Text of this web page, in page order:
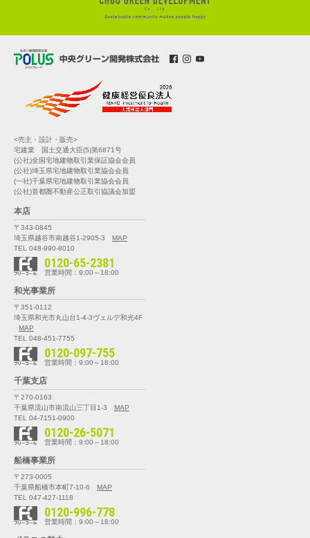
<売主・設計・販売>
宅建業 国土交通大臣(5)第6871号
(公社)全国宅地建物取引業保証協会会員
(公社)埼玉県宅地建物取引業協会会員
(一社)千葉県宅地建物取引業協会会員
(公社)首都圏不動産公正取引協議会加盟
本店
〒343-0845
埼玉県越谷市南越谷1-2905-3
MAP
TEL 048-990-8010
0120-65-2381
営業時間：9:00～18:00
和光事業所
〒351-0112
埼玉県和光市丸山台1-4-3ヴェルデ和光4F
MAP
TEL 048-451-7755
0120-097-755
営業時間：9:00～18:00
千葉支店
〒270-0163
千葉県流山市南流山三丁目1-3
MAP
TEL 04-7151-0900
0120-26-5071
営業時間：9:00～18:00
船橋事業所
〒273-0005
千葉県船橋市本町7-10-6
MAP
TEL 047-427-1118
0120-996-778
営業時間：9:00～18:00